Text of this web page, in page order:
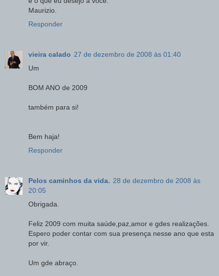
Maurizio.
Responder
vieira calado 27 de dezembro de 2008 às 01:40
Um
BOM ANO de 2009
também para si!
Bem haja!
Responder
Pelos caminhos da vida. 28 de dezembro de 2008 às
20:05
Obrigada.
Feliz 2009 com muita saúde,paz,amor e gdes realizações.
Espero poder contar com sua presença nesse ano que esta
por vir.
Um gde abraço.